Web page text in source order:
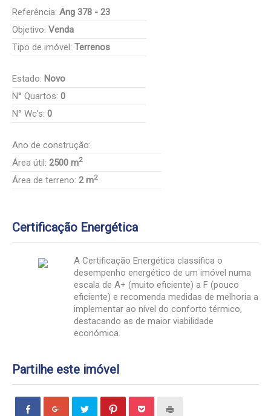
Referência: Ang 378 - 23
Objetivo: Venda
Tipo de imóvel: Terrenos
Estado: Novo
N° Quartos: 0
N° Wc's: 0
Ano de construção:
Área útil: 2500 m2
Área de terreno: 2 m2
Certificação Energética
A Certificação Energética classifica o
desempenho energético de um imóvel numa
escala de A+ (muito eficiente) a F (pouco
eficiente) e recomenda medidas de melhoria a
implementar ao nível do conforto térmico,
destacando as de maior viabilidade
económica.
Partilhe este imóvel
Carregue